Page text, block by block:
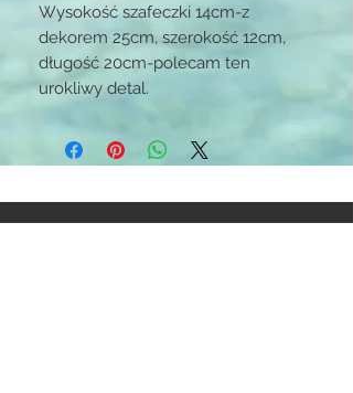
Wysokość szafeczki 14cm-z
dekorem 25cm, szerokość 12cm,
długość 20cm-polecam ten
urokliwy detal.